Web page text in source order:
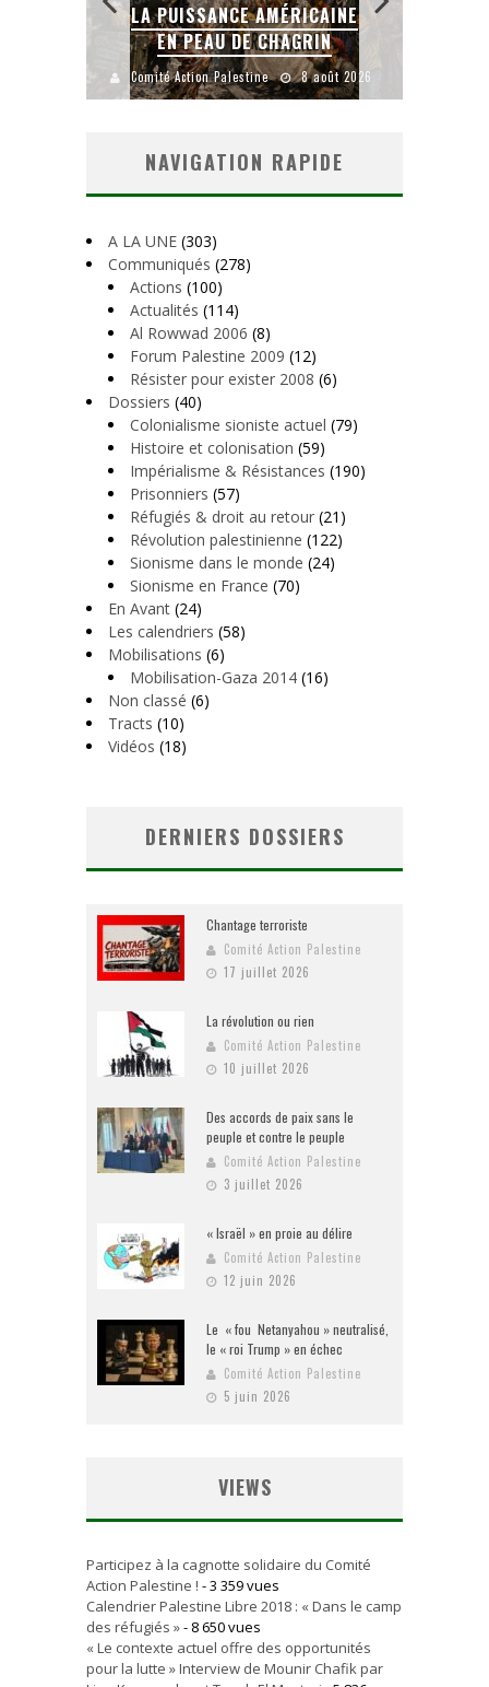
LA BANALITÉ DU MAL
COLONIAL
Comité Action Palestine 1 août 2026
NAVIGATION RAPIDE
A LA UNE (303)
Communiqués (278)
Actions (100)
Actualités (114)
Al Rowwad 2006 (8)
Forum Palestine 2009 (12)
Résister pour exister 2008 (6)
Dossiers (40)
Colonialisme sioniste actuel (79)
Histoire et colonisation (59)
Impérialisme & Résistances (190)
Prisonniers (57)
Réfugiés & droit au retour (21)
Révolution palestinienne (122)
Sionisme dans le monde (24)
Sionisme en France (70)
En Avant (24)
Les calendriers (58)
Mobilisations (6)
Mobilisation-Gaza 2014 (16)
Non classé (6)
Tracts (10)
Vidéos (18)
DERNIERS DOSSIERS
Chantage terroriste
Comité Action Palestine
17 juillet 2026
La révolution ou rien
Comité Action Palestine
10 juillet 2026
Des accords de paix sans le
peuple et contre le peuple
Comité Action Palestine
3 juillet 2026
« Israël » en proie au délire
Comité Action Palestine
12 juin 2026
Le « fou Netanyahou » neutralisé,
le « roi Trump » en échec
Comité Action Palestine
5 juin 2026
VIEWS
Participez à la cagnotte solidaire du Comité
Action Palestine ! - 3 359 vues
Calendrier Palestine Libre 2018 : « Dans le camp
des réfugiés »- 8 650 vues
« Le contexte actuel offre des opportunités
pour la lutte » Interview de Mounir Chafik par